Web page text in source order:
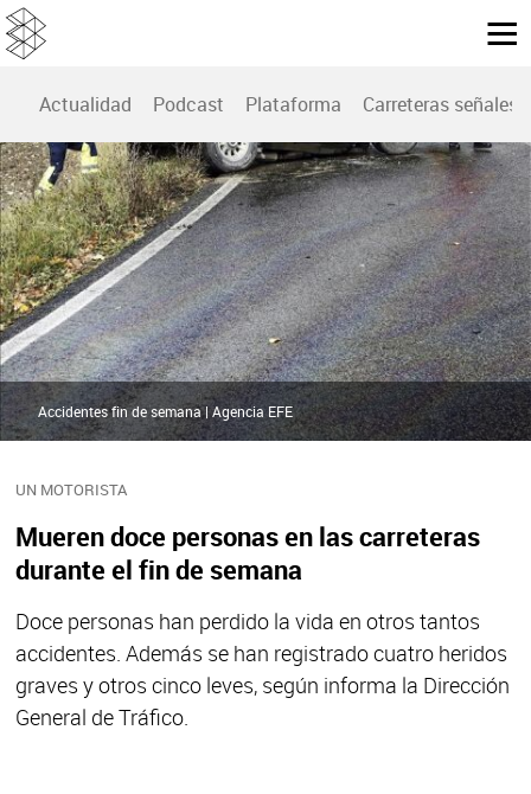
Actualidad Podcast Plataforma Carreteras señales
UN MOTORISTA
Mueren doce personas en las carreteras
durante el fin de semana
Doce personas han perdido la vida en otros tantos
accidentes. Además se han registrado cuatro heridos
graves y otros cinco leves, según informa la Dirección
General de Tráfico.
Accidentes fin de semana | Agencia EFE